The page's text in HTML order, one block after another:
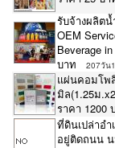
รับจ้างผลิต
OEM
Beverage
บาท
207วัน
แผ่นคอมโพ
มิล(1.25ม
ราคา 1200
ที่ดินเปล่าอ
อยู่ติดถนน